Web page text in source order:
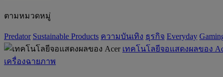
ตามหมวดหมู่
Predator ‌Sustainable Products ความบันเทิง ธุรกิจ Everyday
เทคโนโลยีจอแสดงผลของ
เครื่องฉายภาพ